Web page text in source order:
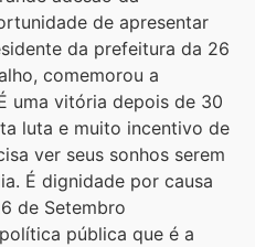
de apresentar
da prefeitura da 26
comemorou a
uma vitória depois de 30
luta e muito incentivo de
ver seus sonhos serem
É dignidade por causa
de Setembro
pública que é a